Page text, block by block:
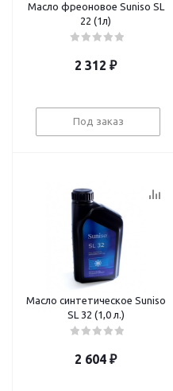
Масло фреоновое Suniso SL
22 (1л)
2 312 ₽
Под заказ
Масло синтетическое Suniso
SL 32 (1,0 л.)
2 604 ₽